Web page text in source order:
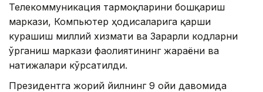
Телекоммуникация тармоқларини бошқариш
маркази, Компьютер ҳодисаларига қарши
курашиш миллий хизмати ва Зарарли кодларни
ўрганиш маркази фаолиятининг жараёни ва
натижалари кўрсатилди.
Президентга жорий йилнинг 9 ойи давомида